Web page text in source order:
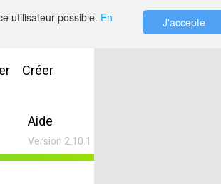
Créer
Aide
Version 2.10.1
utilisateur possible. En
J'accepte